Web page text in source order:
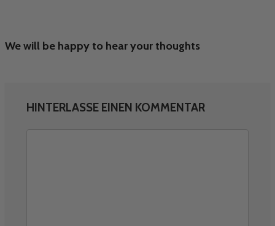
We will be happy to hear your thoughts
HINTERLASSE EINEN KOMMENTAR